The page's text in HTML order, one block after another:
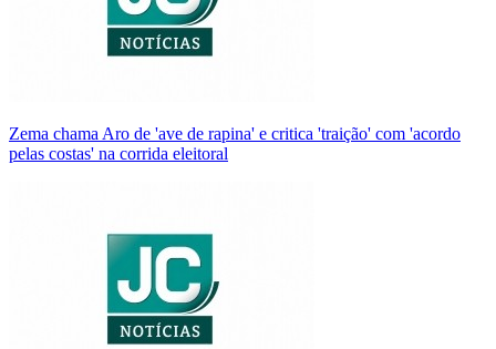
Zema chama Aro de 'ave de rapina' e critica 'traição' com 'acordo
pelas costas' na corrida eleitoral